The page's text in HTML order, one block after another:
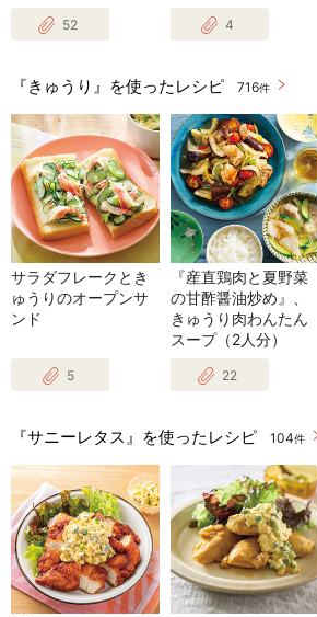
52 4
『きゅうり』を使ったレシピ 716件
サラダフレークとき
ゅうりのオープンサ
ンド
5
『産直鶏肉と夏野菜
の甘酢醤油炒め』、
きゅうり肉わんたん
スープ（2人分）
22
『サニーレタス』を使ったレシピ 104件